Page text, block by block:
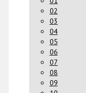
02
03
04
05
06
07
08
09